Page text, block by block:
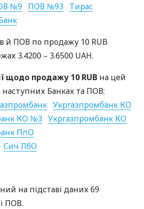
№9 ПОВ №93
Тирас
й ПОВ по продажу 10 RUB
3.4200 – 3.6500 UAH.
щодо продажу 10 RUB на цей
наступних Банках та ПОВ:
Укргазпромбанк КО
КО №3 Укргазпромбанк КО
ПпО
Сич ЛбО
на підставі даних 69
ПОВ.